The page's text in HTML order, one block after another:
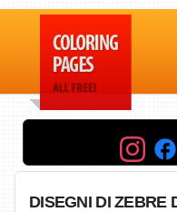
DISEGNI DI ZEBRE